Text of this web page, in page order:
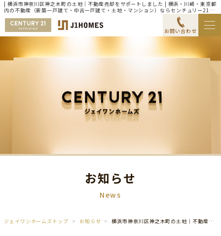
| 横浜市神奈川区神之木町の土地｜不動産売却をサポートしました | 横浜・川崎・東京都
内の不動産（新築一戸建て・中古一戸建て・土地・マンション）ならセンチュリー21ジ
ェイワンホームズ
お問い合わせ
お知らせ
News
ジェイワンホームズトップ お知らせ 横浜市神奈川区神之木町の土地｜不動産売却をサポートしました